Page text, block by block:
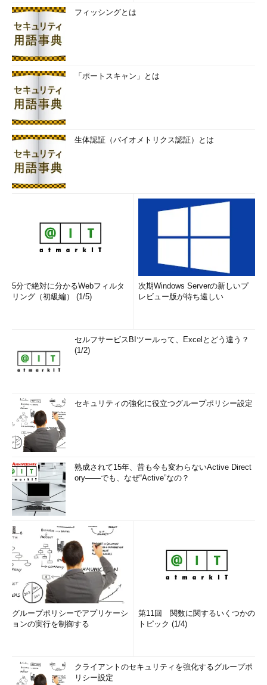
Page 1
「見慣れた」を攻撃の糸口にするアイコン
偽装
Page 2
あなたはそれを「不審」と判断できますか
逆転の発想、偽装される前に“偽装”せよ？
Page 3
拡張子に関連付けられたアイコンを変更し
よう
今日行える“Yet Another”な対策として
あなたはそれを「不審」と判断できますか
フィッシングとは
「ポートスキャン」とは
生体認証（バイオメトリクス認証）とは
5分で絶対に分かるWebフィルタ
リング（初級編） (1/5)
次期Windows Serverの新しいプ
レビュー版が待ち遠しい
セルフサービスBIツールって、Excelとどう違う？
(1/2)
セキュリティの強化に役立つグループポリシー設定
熟成されて15年、昔も今も変わらないActive Direct
ory――でも、なぜ“Active”なの？
グループポリシーでアプリケーシ
ョンの実行を制御する
第11回 関数に関するいくつかの
トピック (1/4)
クライアントのセキュリティを強化するグループポ
リシー設定